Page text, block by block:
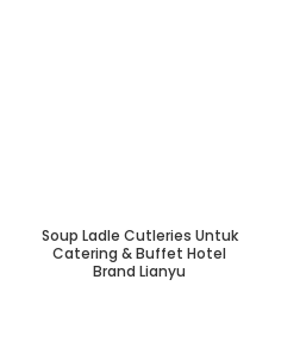
Soup Ladle Cutleries Untuk
Catering & Buffet Hotel
Brand Lianyu